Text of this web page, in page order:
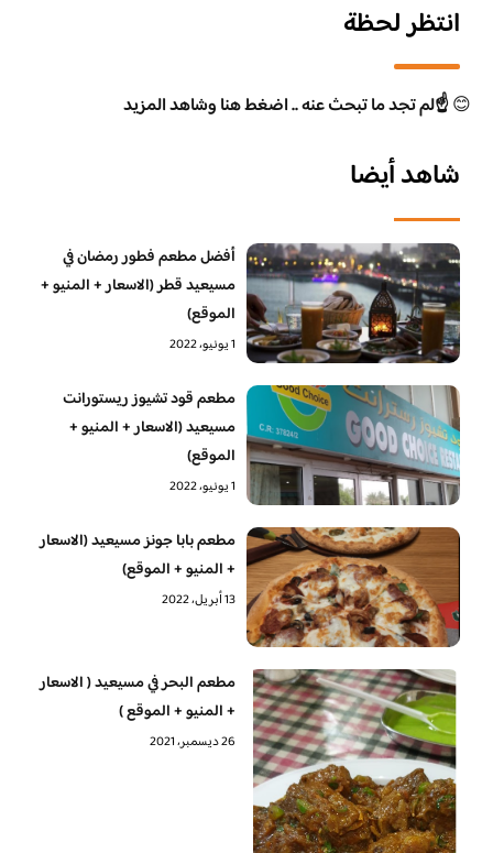
انتظر لحظة
😊☝️لم تجد ما تبحث عنه .. اضغط هنا وشاهد المزيد
شاهد أيضا
أفضل مطعم فطور رمضان في
مسيعيد قطر (الاسعار + المنيو +
الموقع)
1 يونيو، 2022
مطعم قود تشيوز ريستورانت
مسيعيد (الاسعار + المنيو +
الموقع)
1 يونيو، 2022
مطعم بابا جونز مسيعيد (الاسعار
+ المنيو + الموقع)
13 أبريل، 2022
مطعم البحر في مسيعيد ( الاسعار
+ المنيو + الموقع )
26 ديسمبر، 2021